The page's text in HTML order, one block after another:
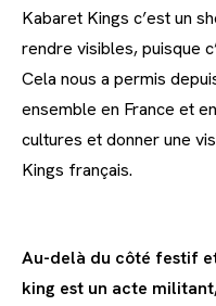
Kabaret Kings c’est un
rendre visibles, puisque
Cela nous a permis
ensemble en France et
cultures et donner une
Kings français.
Au-delà du côté festif
king est un acte